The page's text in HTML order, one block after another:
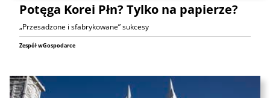
Potęga Korei Płn? Tylko na papierze?
„Przesadzone i sfabrykowane” sukcesy
Zespół wGospodarce